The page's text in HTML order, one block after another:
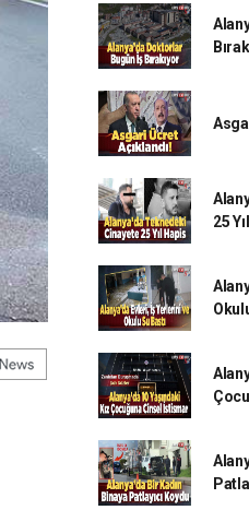
25